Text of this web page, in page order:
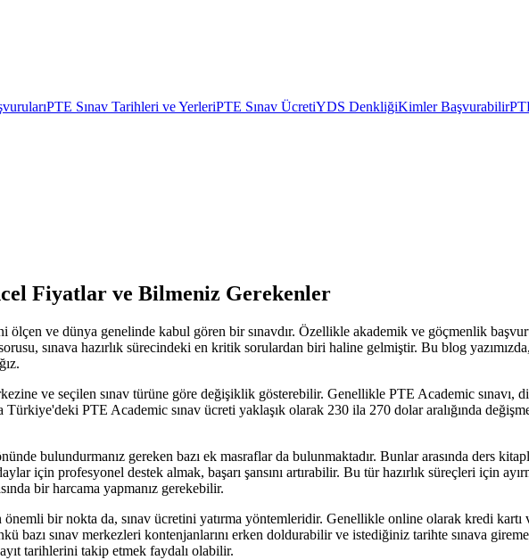
PTE Sınav Tarihleri ve YerleriPTE Sınav ÜcretiYDS DenkliğiKimler Başvurabilir
Fiyatlar ve Bilmeniz Gerekenler
ve dünya genelinde kabul gören bir sınavdır. Özellikle akademik ve göçmenlik
sınava hazırlık sürecindeki en kritik sorulardan biri haline gelmiştir. Bu blog
ve seçilen sınav türüne göre değişiklik gösterebilir. Genellikle PTE Academic
PTE Academic sınav ücreti yaklaşık olarak 230 ila 270 dolar aralığında
bulundurmanız gereken bazı ek masraflar da bulunmaktadır. Bunlar arasında ders
için profesyonel destek almak, başarı şansını artırabilir. Bu tür hazırlık süreçleri için
bir harcama yapmanız gerekebilir.
önemli bir nokta da, sınav ücretini yatırma yöntemleridir. Genellikle online olarak kredi
bazı sınav merkezleri kontenjanlarını erken doldurabilir ve istediğiniz tarihte sınava
tarihlerini takip etmek faydalı olabilir.